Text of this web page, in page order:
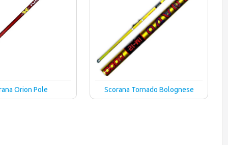
Orion Pole Scorana Tornado Bolognese